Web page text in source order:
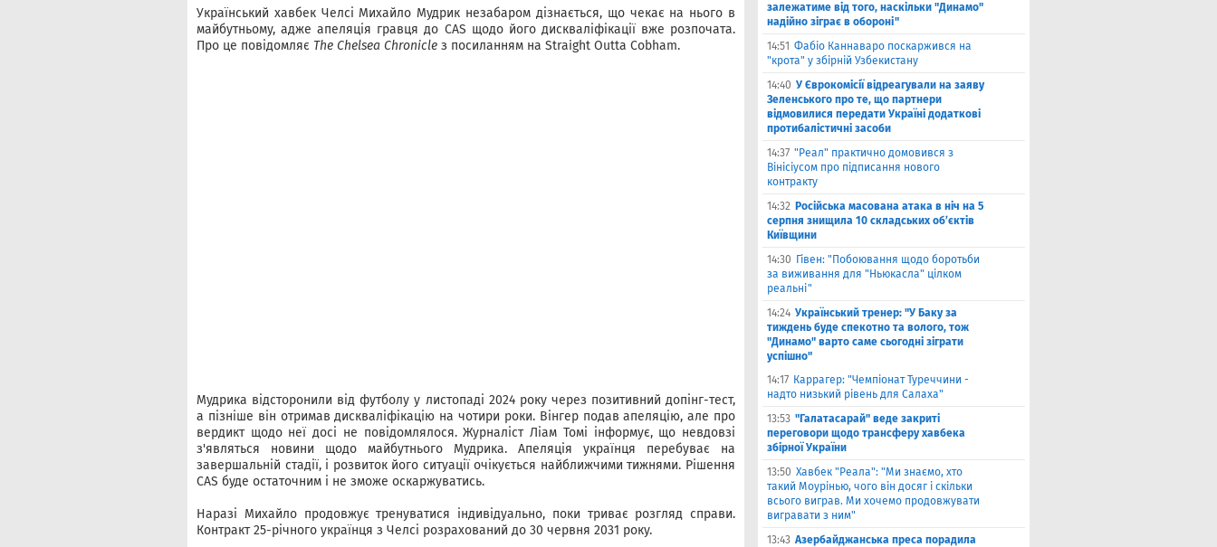
Український хавбек Челсі Михайло Мудрик незабаром дізнається, що чекає на нього в
майбутньому, адже апеляція гравця до CAS щодо його дискваліфікації вже розпочата.
Про це повідомляє The Chelsea Chronicle з посиланням на Straight Outta Cobham.
Мудрика відсторонили від футболу у листопаді 2024 року через позитивний допінг-тест,
а пізніше він отримав дискваліфікацію на чотири роки. Вінгер подав апеляцію, але про
вердикт щодо неї досі не повідомлялося. Журналіст Ліам Томі інформує, що невдовзі
з'являться новини щодо майбутнього Мудрика. Апеляція українця перебуває на
завершальній стадії, і розвиток його ситуації очікується найближчими тижнями. Рішення
CAS буде остаточним і не зможе оскаржуватись.
Наразі Михайло продовжує тренуватися індивідуально, поки триває розгляд справи.
Контракт 25-річного українця з Челсі розрахований до 30 червня 2031 року.
залежатиме від того, наскільки "Динамо"
надійно зіграє в обороні"
14:51 Фабіо Каннаваро поскаржився на
"крота" у збірній Узбекистану
14:40 У Єврокомісії відреагували на заяву
Зеленського про те, що партнери
відмовилися передати Україні додаткові
протибалістичні засоби
14:37 "Реал" практично домовився з
Вінісіусом про підписання нового
контракту
14:32 Російська масована атака в ніч на 5
серпня знищила 10 складських об’єктів
Київщини
14:30 Гівен: "Побоювання щодо боротьби
за виживання для "Ньюкасла" цілком
реальні"
14:24 Український тренер: "У Баку за
тиждень буде спекотно та волого, тож
"Динамо" варто саме сьогодні зіграти
успішно"
14:17 Каррагер: "Чемпіонат Туреччини -
надто низький рівень для Салаха"
13:53 "Галатасарай" веде закриті
переговори щодо трансферу хавбека
збірної України
13:50 Хавбек "Реала": "Ми знаємо, хто
такий Моурінью, чого він досяг і скільки
всього виграв. Ми хочемо продовжувати
вигравати з ним"
13:43 Азербайджанська преса порадила